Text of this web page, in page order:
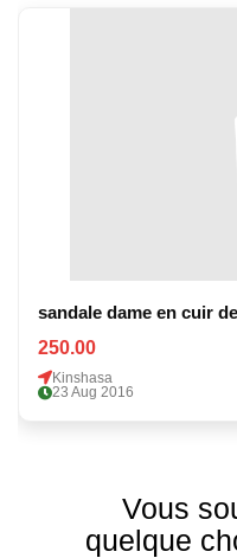
sandale dame en cuir
250.00
Kinshasa
23 Aug 2016
Vous
quelque